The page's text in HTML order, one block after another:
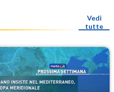
Vedi
tutte